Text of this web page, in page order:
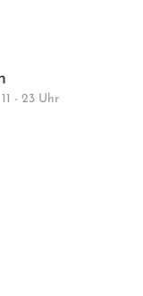
11 - 23 Uhr